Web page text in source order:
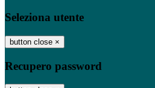
Seleziona utente
button close ×
Recupero password